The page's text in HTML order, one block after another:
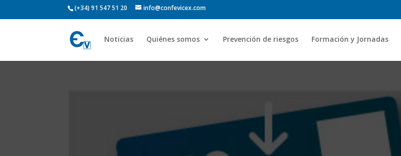
(+34) 91 547 51 20 info@confevicex.com
Noticias Quiénes somos Prevención de riesgos Formación y Jornadas